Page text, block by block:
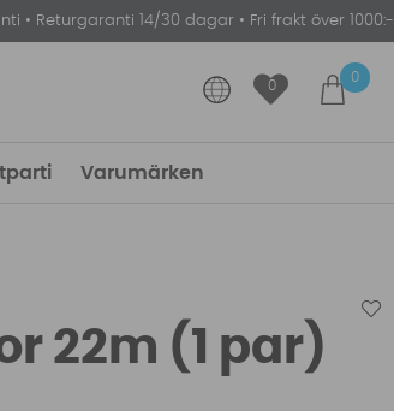
• Returgaranti 14/30 dagar • Fri frakt över 1000:-
0
0
Varumärken
22m (1 par)